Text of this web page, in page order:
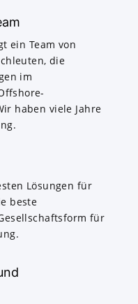
ein Team von
die
im
haben viele Jahre
Lösungen für
beste
für